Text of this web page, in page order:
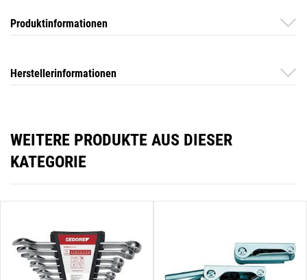
Produktinformationen
Herstellerinformationen
WEITERE PRODUKTE AUS DIESER
KATEGORIE